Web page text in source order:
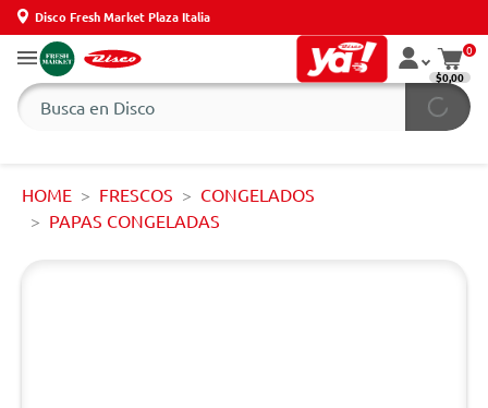
Disco Fresh Market Plaza Italia
0
$0,00
HOME FRESCOS
CONGELADOS
PAPAS CONGELADAS